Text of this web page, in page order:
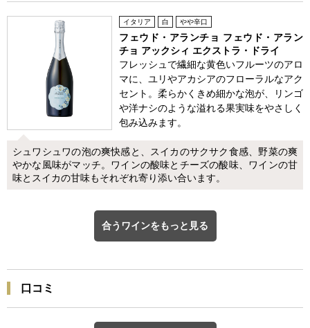
イタリア 白 やや辛口
フェウド・アランチョ フェウド・アラン
チョ アックシィ エクストラ・ドライ
フレッシュで繊細な黄色いフルーツのアロ
マに、ユリやアカシアのフローラルなアク
セント。柔らかくきめ細かな泡が、リンゴ
や洋ナシのような溢れる果実味をやさしく
包み込みます。
シュワシュワの泡の爽快感と、スイカのサクサク食感、野菜の爽
やかな風味がマッチ。ワインの酸味とチーズの酸味、ワインの甘
味とスイカの甘味もそれぞれ寄り添い合います。
合うワインをもっと見る
口コミ